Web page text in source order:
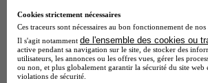
Cookies strictement nécessaires
Ces traceurs sont nécessaires au bon fonctionnement de nos
Il s'agit notamment de l'ensemble des cookies ou
active pendant sa navigation sur le site, de stocker des
utilisateurs, les annonces ou les offres vues, gérer les
ou non, et plus globalement garantir la sécurité du site web
violations de sécurité.